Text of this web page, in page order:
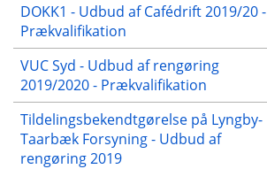
DOKK1 - Udbud af Cafédrift 2019/20 -
Prækvalifikation
VUC Syd - Udbud af rengøring
2019/2020 - Prækvalifikation
Tildelingsbekendtgørelse på Lyngby-
Taarbæk Forsyning - Udbud af
rengøring 2019